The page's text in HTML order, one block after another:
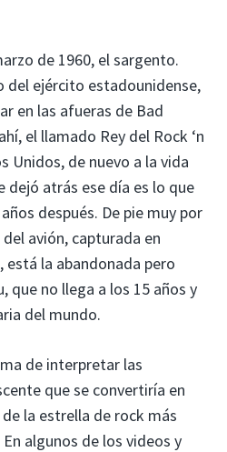
de 1960, el sargento.
del ejército estadounidense,
en las afueras de Bad
el llamado Rey del Rock ‘n
Unidos, de nuevo a la vida
dejó atrás ese día es lo que
después. De pie muy por
avión, capturada en
la abandonada pero
que no llega a los 15 años y
del mundo.
de interpretar las
que se convertiría en
la estrella de rock más
algunos de los videos y